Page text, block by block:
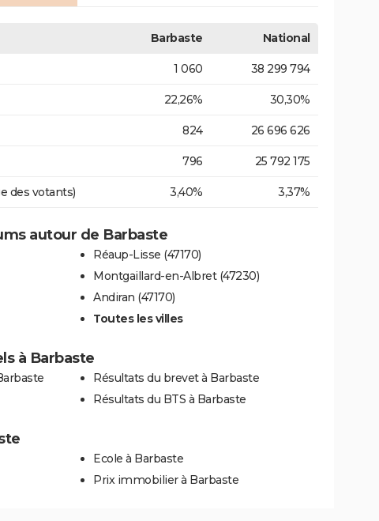
Barbaste National
1 060 38 299 794
22,26% 30,30%
824 26 696 626
796 25 792 175
des votants) 3,40% 3,37%
autour de Barbaste
Réaup-Lisse (47170)
Montgaillard-en-Albret (47230)
Andiran (47170)
Toutes les villes
à Barbaste
Résultats du brevet à Barbaste
Résultats du BTS à Barbaste
Ecole à Barbaste
Prix immobilier à Barbaste